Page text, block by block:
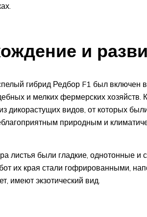
и
гибрид Редбор F1 был включен
и мелких фермерских хозяйств.
дикорастущих видов, от которых
природным и
листья были гладкие, однотонные
их края стали гофрированными,
имеют экзотический вид.